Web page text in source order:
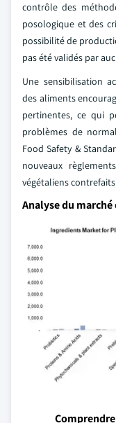
contrôle des
posologique et des
possibilité de
pas été validés par
Une sensibilisation
des aliments
pertinentes, ce qui
problèmes de
Food Safety &
nouveaux
végétaliens
Analyse du